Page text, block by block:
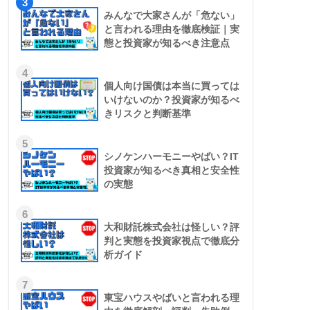
3
みんなで大家さんが「危ない」
と言われる理由を徹底検証｜実
態と投資家が知るべき注意点
4
個人向け国債は本当に買っては
いけないのか？投資家が知るべ
きリスクと判断基準
5
シノケンハーモニーやばい？IT
投資家が知るべき真相と安全性
の実態
6
大和財託株式会社は怪しい？評
判と実態を投資家視点で徹底分
析ガイド
7
東宝ハウスやばいと言われる理